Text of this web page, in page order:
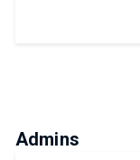
Admins